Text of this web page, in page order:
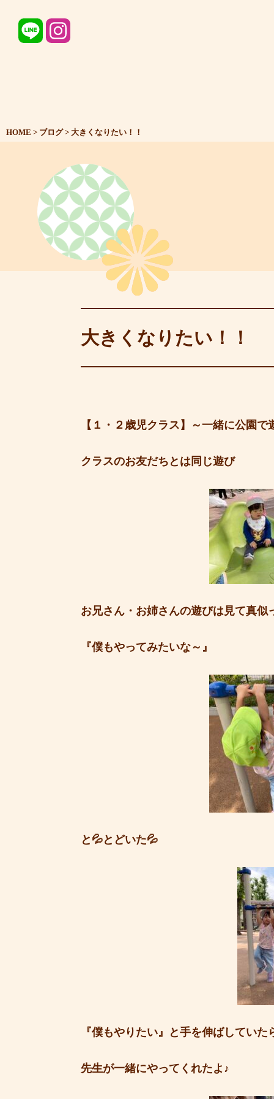
HOME > ブログ> 大きくなりたい！！
大きくなりたい！！
【１・２歳児クラス】～一緒に公園で
クラスのお友だちとは同じ遊び
お兄さん・お姉さんの遊びは見て真似
『僕もやってみたいな～』
と💦とどいた💦
『僕もやりたい』と手を伸ばしていた
先生が一緒にやってくれたよ♪